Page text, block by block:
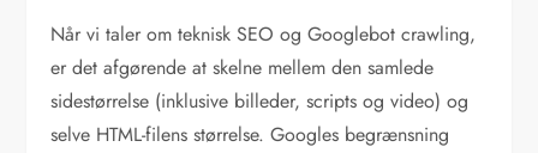
Når vi taler om teknisk SEO og Googlebot crawling,
er det afgørende at skelne mellem den samlede
sidestørrelse (inklusive billeder, scripts og video) og
selve HTML-filens størrelse. Googles begrænsning